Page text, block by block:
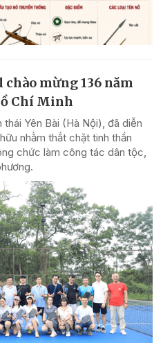
mừng 136 năm
Chí Minh
thái Yên Bài (Hà Nội), đã diễn
nhằm thắt chặt tinh thần
chức làm công tác dân tộc,